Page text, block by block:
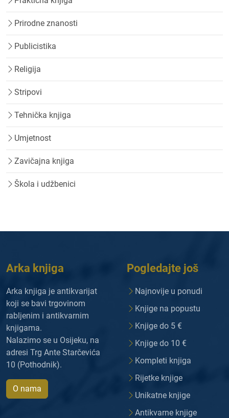
Prirodne znanosti
Publicistika
Religija
Stripovi
Tehnička knjiga
Umjetnost
Zavičajna knjiga
Škola i udžbenici
Arka knjiga
Arka knjiga je antikvarijat
koji se bavi trgovinom
rabljenim i antikvarnim
knjigama.
Nalazimo se u Osijeku, na
adresi Trg Ante Starčevića
10 (Pothodnik).
O nama
Pogledajte još
Najnovije u ponudi
Knjige na popustu
Knjige do 5 €
Knjige do 10 €
Kompleti knjiga
Rijetke knjige
Unikatne knjige
Antikvarne knjige